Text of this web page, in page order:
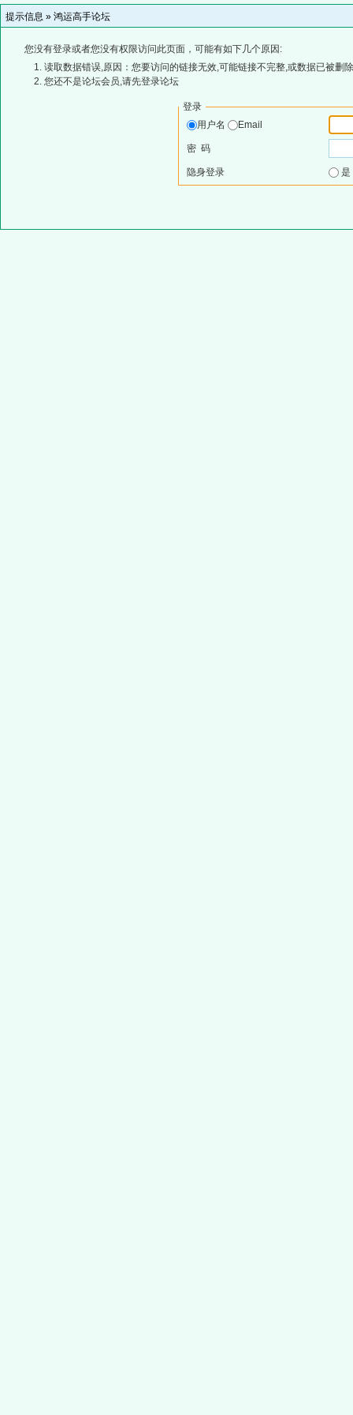
提示信息 » 鸿运高手论坛
您没有登录或者您没有权限访问此页面，可能有如下几个原因:
读取数据错误,原因：您要访问的链接无效,可能链接不完整,或数据已被删
您还不是论坛会员,请先登录论坛
登录
用户名
Email
密 码
隐身登录